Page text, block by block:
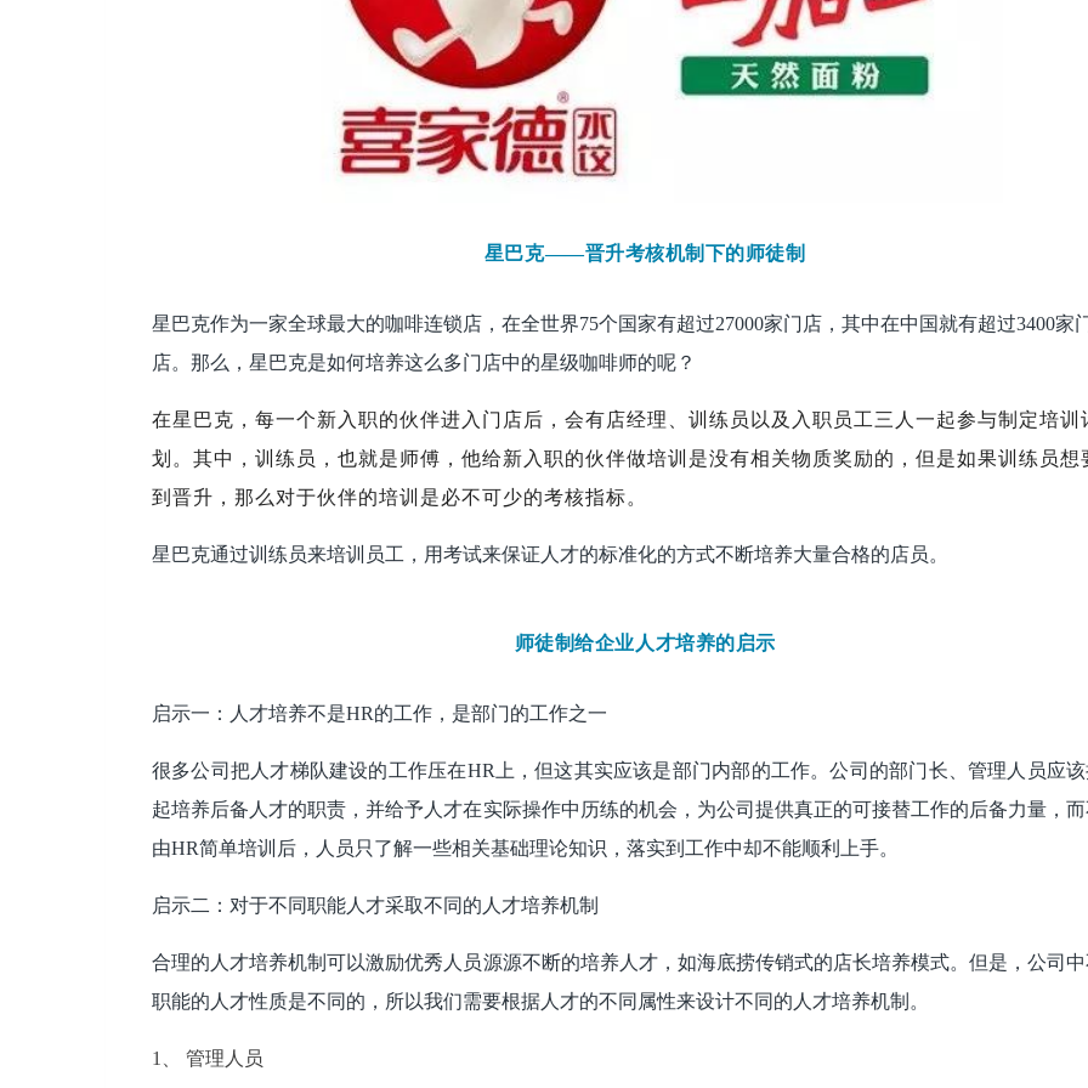
星巴克——晋升考核机制下的师徒制
星巴克作为一家全球最大的咖啡连锁店，在全世界75个国家有超过27000家门店，其中在中国就有超过3400家
店。那么，星巴克是如何培养这么多门店中的星级咖啡师的呢？
在星巴克，每一个新入职的伙伴进入门店后，会有店经理、训练员以及入职员工三人一起参与制定培训
划。其中，训练员，也就是师傅，他给新入职的伙伴做培训是没有相关物质奖励的，但是如果训练员想
到晋升，那么对于伙伴的培训是必不可少的考核指标。
星巴克通过训练员来培训员工，用考试来保证人才的标准化的方式不断培养大量合格的店员。
师徒制给企业人才培养的启示
启示一：人才培养不是HR的工作，是部门的工作之一
很多公司把人才梯队建设的工作压在HR上，但这其实应该是部门内部的工作。公司的部门长、管理人员应该
起培养后备人才的职责，并给予人才在实际操作中历练的机会，为公司提供真正的可接替工作的后备力量，
由HR简单培训后，人员只了解一些相关基础理论知识，落实到工作中却不能顺利上手。
启示二：对于不同职能人才采取不同的人才培养机制
合理的人才培养机制可以激励优秀人员源源不断的培养人才，如海底捞传销式的店长培养模式。但是，公司中
职能的人才性质是不同的，所以我们需要根据人才的不同属性来设计不同的人才培养机制。
1、 管理人员